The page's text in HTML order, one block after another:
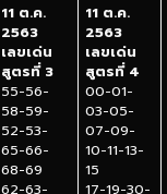
11 ต.ค.
2563
เลขเด่น
สูตรที่ 3
55-56-
58-59-
52-53-
65-66-
68-69
62-63-
11 ต.ค.
2563
เลขเด่น
สูตรที่ 4
00-01-
03-05-
07-09-
10-11-13-
15
17-19-30-